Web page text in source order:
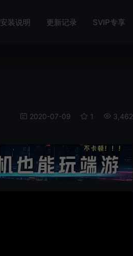
安装说明 更新记录 SVIP专享
2020-07-09 1 3,462